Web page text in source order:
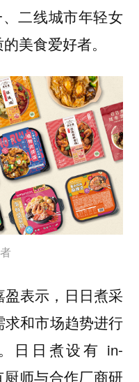
二线城市年轻女
美食爱好者。
表示，日日煮采
求和市场趋势进行
日日煮设有 in-
师与合作厂商研